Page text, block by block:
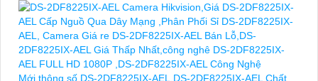
an toàn cho dự án của quý vị.
Nếu quý vị quan tâm đến việc lắp đặt camera Hikvision giá rẻ và
chuyên nghiệp cho dự án của mình, chúng tôi luôn sẵn lòng hỗ
trợ và tư vấn cho quý vị.